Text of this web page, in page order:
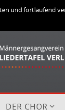
DER CHOR
und fortlaufend